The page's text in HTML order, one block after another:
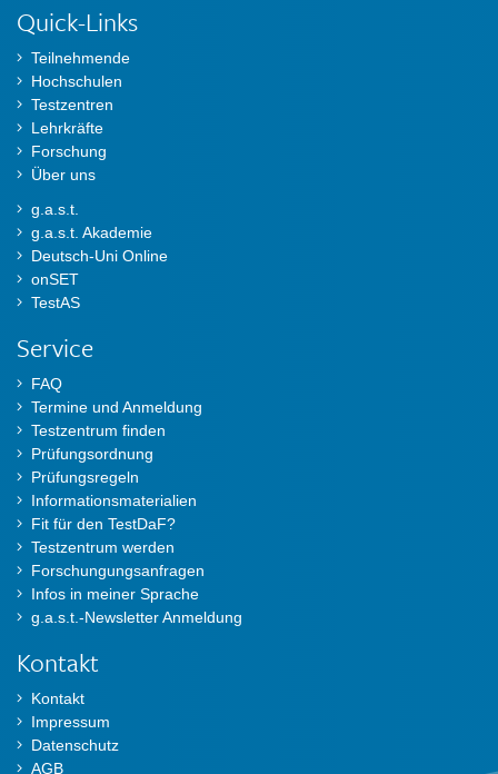
Quick-Links
Teilnehmende
Hochschulen
Testzentren
Lehrkräfte
Forschung
Über uns
g.a.s.t.
g.a.s.t. Akademie
Deutsch-Uni Online
onSET
TestAS
Service
FAQ
Termine und Anmeldung
Testzentrum finden
Prüfungsordnung
Prüfungsregeln
Informationsmaterialien
Fit für den TestDaF?
Testzentrum werden
Forschungungsanfragen
Infos in meiner Sprache
g.a.s.t.-Newsletter Anmeldung
Kontakt
Kontakt
Impressum
Datenschutz
AGB